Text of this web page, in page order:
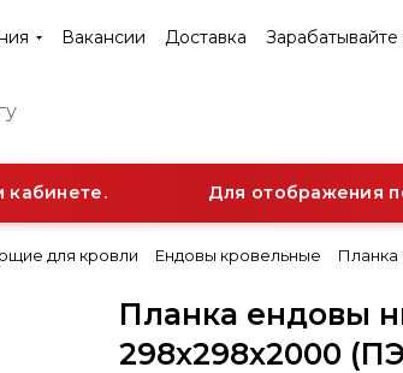
Вакансии Доставка
Для отображения
для кровли Ендовы кровельные Планка
Планка ендовы
298х298х2000